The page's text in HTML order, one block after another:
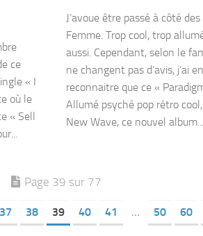
ce
« I
où le
« Sell
J’avoue être passé à côté
Femme. Trop cool, trop
aussi. Cependant, selon le
ne changent pas d’avis, j’ai
reconnaitre que ce «
Allumé psyché pop rétro
New Wave, ce nouvel album...
Page 39 sur 77
37 38 39 40 41 … 50 60